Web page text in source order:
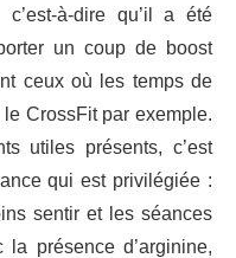
à-dire qu’il a été
un coup de boost
ceux où les temps de
CrossFit par exemple.
utiles présents, c’est
qui est privilégiée :
sentir et les séances
présence d’arginine,